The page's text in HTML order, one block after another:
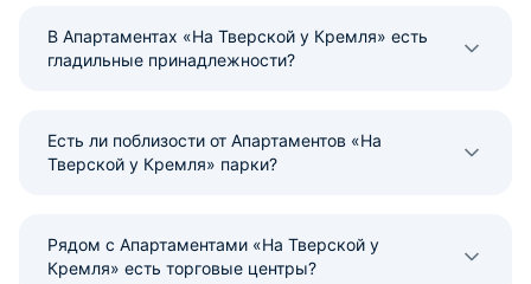
В Апартаментах «На Тверской у Кремля» есть
гладильные принадлежности?
Есть ли поблизости от Апартаментов «На
Тверской у Кремля» парки?
Рядом с Апартаментами «На Тверской у
Кремля» есть торговые центры?